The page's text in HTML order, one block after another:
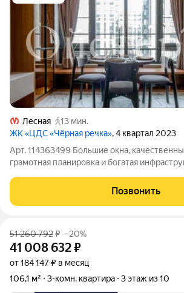
Лесная
13 мин.
ЖК «ЦДС «Чёрная речка», 4 квартал 2023
Арт. 114363499 Большие окна,
грамотная планировка и богатая инфраструктура эта
готовый дом и сразу начать наслаждаться
в престижном районе.
Позвонить
51 260 792₽ –20%
41 008 632₽
от 184 147 ₽ в месяц
106,1 м²
3-комн. квартира 3 этаж из 10